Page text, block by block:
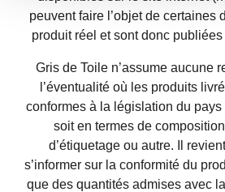
peuvent faire l’objet de certaines
produit réel et sont donc
Gris de Toile n’assume aucune
l’éventualité où les produits
conformes à la législation du
soit en termes de
d’étiquetage ou autre. Il
s’informer sur la conformité du
que des quantités admises avec